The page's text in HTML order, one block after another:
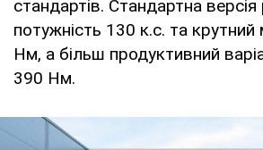
стандартів. Стандартна
потужність 130 к.с. та
Нм, а більш продуктивний
390 Нм.